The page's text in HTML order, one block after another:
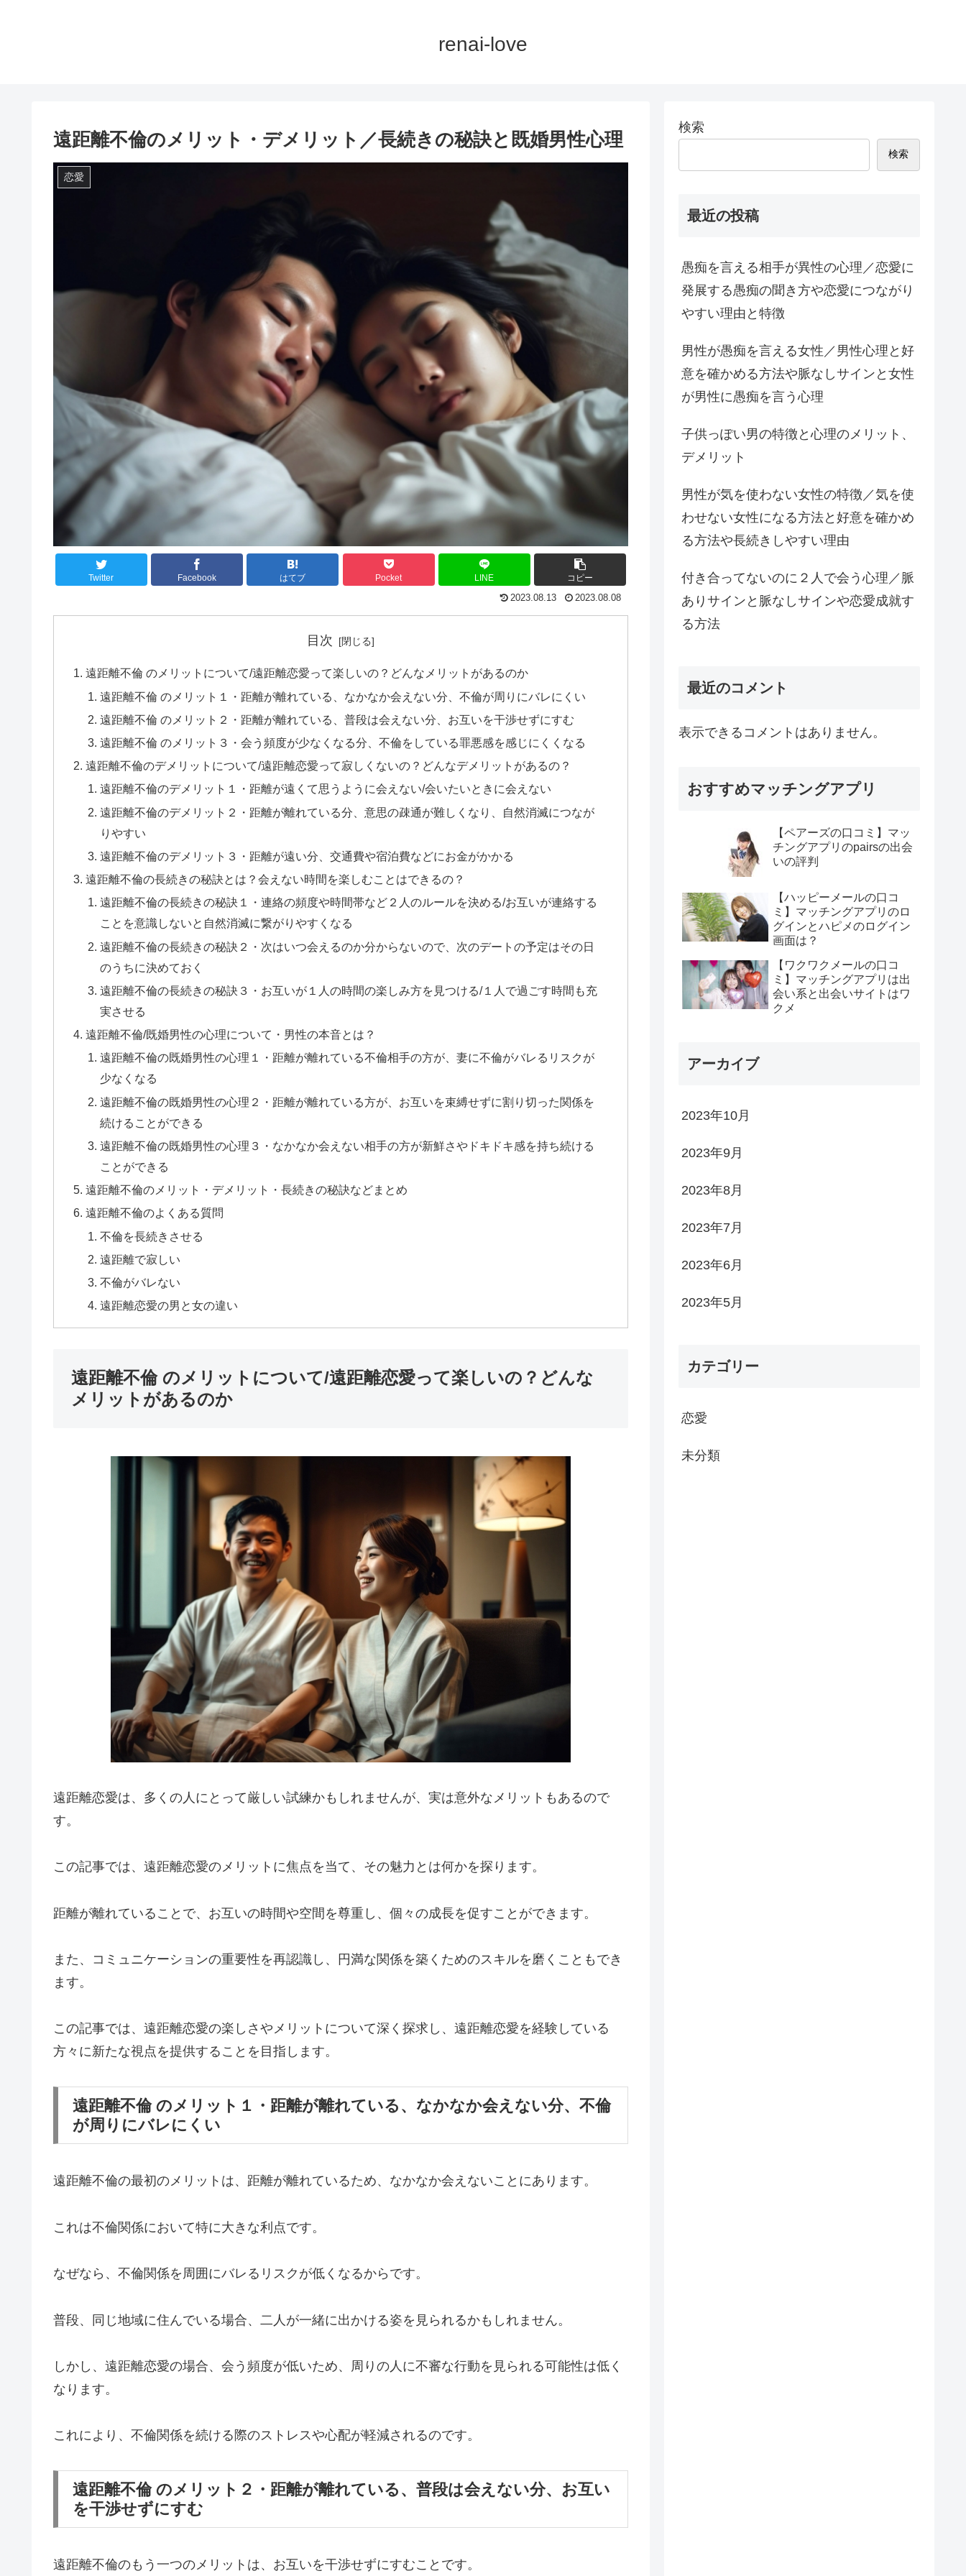
renai-love
遠距離不倫のメリット・デメリット／長続きの秘訣と既婚男性心理
恋愛
Twitter Facebook はてブ Pocket LINE コピー
2023.08.13 2023.08.08
目次
遠距離不倫 のメリットについて/遠距離恋愛って楽しいの？どんなメリットがあるのか
遠距離不倫 のメリット１・距離が離れている、なかなか会えない分、不倫が周りにバレにくい
遠距離不倫 のメリット２・距離が離れている、普段は会えない分、お互いを干渉せずにすむ
遠距離不倫 のメリット３・会う頻度が少なくなる分、不倫をしている罪悪感を感じにくくなる
遠距離不倫のデメリットについて/遠距離恋愛って寂しくないの？どんなデメリットがあるの？
遠距離不倫のデメリット１・距離が遠くて思うように会えない/会いたいときに会えない
遠距離不倫のデメリット２・距離が離れている分、意思の疎通が難しくなり、自然消滅につなが
りやすい
遠距離不倫のデメリット３・距離が遠い分、交通費や宿泊費などにお金がかかる
遠距離不倫の長続きの秘訣とは？会えない時間を楽しむことはできるの？
遠距離不倫の長続きの秘訣１・連絡の頻度や時間帯など２人のルールを決める/お互いが連絡する
ことを意識しないと自然消滅に繋がりやすくなる
遠距離不倫の長続きの秘訣２・次はいつ会えるのか分からないので、次のデートの予定はその日
のうちに決めておく
遠距離不倫の長続きの秘訣３・お互いが１人の時間の楽しみ方を見つける/１人で過ごす時間も充
実させる
遠距離不倫/既婚男性の心理について・男性の本音とは？
遠距離不倫の既婚男性の心理１・距離が離れている不倫相手の方が、妻に不倫がバレるリスクが
少なくなる
遠距離不倫の既婚男性の心理２・距離が離れている方が、お互いを束縛せずに割り切った関係を
続けることができる
遠距離不倫の既婚男性の心理３・なかなか会えない相手の方が新鮮さやドキドキ感を持ち続ける
ことができる
遠距離不倫のメリット・デメリット・長続きの秘訣などまとめ
遠距離不倫のよくある質問
不倫を長続きさせる
遠距離で寂しい
不倫がバレない
遠距離恋愛の男と女の違い
遠距離不倫 のメリットについて/遠距離恋愛って楽しいの？どんな
メリットがあるのか
遠距離恋愛は、多くの人にとって厳しい試練かもしれませんが、実は意外なメリットもあるので
す。
この記事では、遠距離恋愛のメリットに焦点を当て、その魅力とは何かを探ります。
距離が離れていることで、お互いの時間や空間を尊重し、個々の成長を促すことができます。
また、コミュニケーションの重要性を再認識し、円満な関係を築くためのスキルを磨くこともでき
ます。
この記事では、遠距離恋愛の楽しさやメリットについて深く探求し、遠距離恋愛を経験している
方々に新たな視点を提供することを目指します。
遠距離不倫 のメリット１・距離が離れている、なかなか会えない分、不倫
が周りにバレにくい
遠距離不倫の最初のメリットは、距離が離れているため、なかなか会えないことにあります。
これは不倫関係において特に大きな利点です。
なぜなら、不倫関係を周囲にバレるリスクが低くなるからです。
普段、同じ地域に住んでいる場合、二人が一緒に出かける姿を見られるかもしれません。
しかし、遠距離恋愛の場合、会う頻度が低いため、周りの人に不審な行動を見られる可能性は低く
なります。
これにより、不倫関係を続ける際のストレスや心配が軽減されるのです。
遠距離不倫 のメリット２・距離が離れている、普段は会えない分、お互い
を干渉せずにすむ
遠距離不倫のもう一つのメリットは、お互いを干渉せずにすむことです。
検索
検索
最近の投稿
愚痴を言える相手が異性の心理／恋愛に
発展する愚痴の聞き方や恋愛につながり
やすい理由と特徴
男性が愚痴を言える女性／男性心理と好
意を確かめる方法や脈なしサインと女性
が男性に愚痴を言う心理
子供っぽい男の特徴と心理のメリット、
デメリット
男性が気を使わない女性の特徴／気を使
わせない女性になる方法と好意を確かめ
る方法や長続きしやすい理由
付き合ってないのに２人で会う心理／脈
ありサインと脈なしサインや恋愛成就す
る方法
最近のコメント
表示できるコメントはありません。
おすすめマッチングアプリ
【ペアーズの口コミ】マッ
チングアプリのpairsの出会
いの評判
【ハッピーメールの口コ
ミ】マッチングアプリのロ
グインとハピメのログイン
画面は？
【ワクワクメールの口コ
ミ】マッチングアプリは出
会い系と出会いサイトはワ
クメ
アーカイブ
2023年10月
2023年9月
2023年8月
2023年7月
2023年6月
2023年5月
カテゴリー
恋愛
未分類